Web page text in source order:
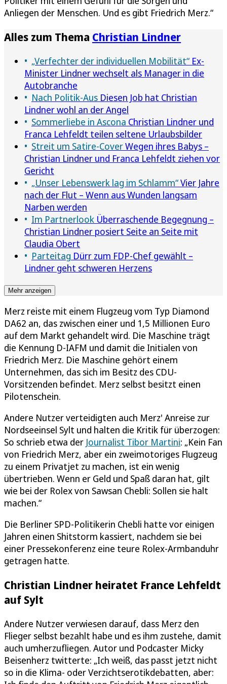
Anliegen der Menschen. Und es gibt Friedrich Merz.“
Alles zum Thema Christian Lindner
„Verfechter der individuellen Mobilität“ Ex-
Minister Lindner wechselt als Manager in die
Autobranche
Nach Politik-Aus Diesen Job hat Christian
Lindner wohl an der Angel
Sommerliebe in Ascona Christian Lindner und
Franca Lehfeldt teilen seltene Urlaubsbilder
Streit um Satire-CoverWegen ihres Babys –
Christian Lindner und Franca Lehfeldt ziehen vor
Gericht
„Unser Lebenswerk lag im Schlamm“Vier Jahre
nach der Flut – Wenn aus Wunden langsam
Narben werden
Im Partnerlook Überraschende Begegnung –
Christian Lindner posiert Seite an Seite mit
Claudia Obert
Parteitag Dürr zum FDP-Chef gewählt –
Lindner geht schweren Herzens
Mehr anzeigen
Merz reiste mit einem Flugzeug vom Typ Diamond
DA62 an, das zwischen einer und 1,5 Millionen Euro
auf dem Markt gehandelt wird. Die Maschine trägt
die Kennung D-IAFM und damit die Initialen von
Friedrich Merz. Die Maschine gehört einem
Unternehmen, das sich im Besitz des CDU-
Vorsitzenden befindet. Merz selbst besitzt einen
Pilotenschein.
Andere Nutzer verteidigten auch Merz' Anreise zur
Nordseeinsel Sylt und halten die Kritik für überzogen:
So schrieb etwa der Journalist Tibor Martini: „Kein Fan
von Friedrich Merz, aber ein zweimotoriges Flugzeug
zu einem Privatjet zu machen, ist ein wenig
übertrieben. Wenn er Geld und Spaß daran hat, gilt
wie bei der Rolex von Sawsan Chebli: Sollen sie halt
machen.“
Die Berliner SPD-Politikerin Chebli hatte vor einigen
Jahren einen Shitstorm kassiert, nachdem sie bei
einer Pressekonferenz eine teure Rolex-Armbanduhr
getragen hatte.
Christian Lindner heiratet France Lehfeldt
auf Sylt
Andere Nutzer verwiesen darauf, dass Merz den
Flieger selbst bezahlt habe und es ihm zustehe, damit
auch umherzufliegen. Autor und Podcaster Micky
Beisenherz twitterte: „Ich weiß, das passt jetzt nicht
so in die Klima- oder Verzichtserotikdebatten, aber: